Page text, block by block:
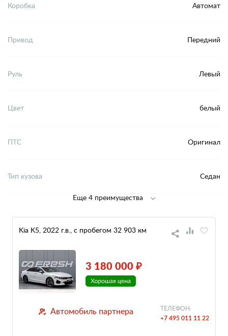
Коробка Автомат
Привод Передний
Руль Левый
Цвет белый
ПТС Оригинал
Тип кузова Седан
Еще 4 преимущества
Kia K5, 2022 г.в., с пробегом 32 903 км
3 180 000 ₽
Автомобиль партнера ТЕЛЕФОН:
+7 495 011 11 22